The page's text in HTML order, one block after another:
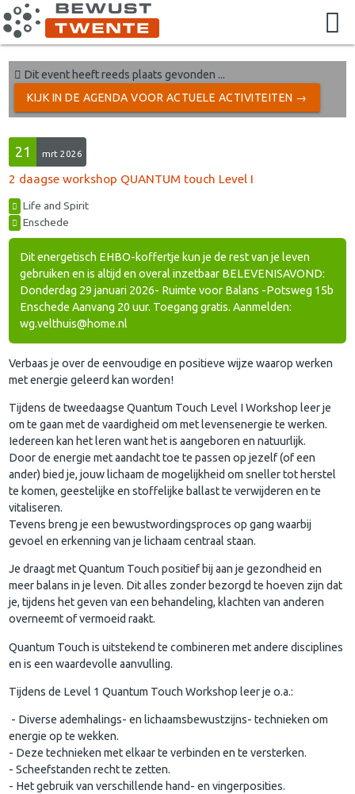
Dit event heeft reeds plaats gevonden ...
KIJK IN DE AGENDA VOOR ACTUELE ACTIVITEITEN →
21 mrt 2026
2 daagse workshop QUANTUM touch Level I
Life and Spirit
Enschede
Dit energetisch EHBO-koffertje kun je de rest van je leven
gebruiken en is altijd en overal inzetbaar BELEVENISAVOND:
Donderdag 29 januari 2026- Ruimte voor Balans -Potsweg 15b
Enschede Aanvang 20 uur. Toegang gratis. Aanmelden:
wg.velthuis@home.nl
Verbaas je over de eenvoudige en positieve wijze waarop werken
met energie geleerd kan worden!
Tijdens de tweedaagse Quantum Touch Level I Workshop leer je
om te gaan met de vaardigheid om met levensenergie te werken.
Iedereen kan het leren want het is aangeboren en natuurlijk.
Door de energie met aandacht toe te passen op jezelf (of een
ander) bied je, jouw lichaam de mogelijkheid om sneller tot herstel
te komen, geestelijke en stoffelijke ballast te verwijderen en te
vitaliseren.
Tevens breng je een bewustwordingsproces op gang waarbij
gevoel en erkenning van je lichaam centraal staan.
Je draagt met Quantum Touch positief bij aan je gezondheid en
meer balans in je leven. Dit alles zonder bezorgd te hoeven zijn dat
je, tijdens het geven van een behandeling, klachten van anderen
overneemt of vermoeid raakt.
Quantum Touch is uitstekend te combineren met andere disciplines
en is een waardevolle aanvulling.
Tijdens de Level 1 Quantum Touch Workshop leer je o.a.:
- Diverse ademhalings- en lichaamsbewustzijns- technieken om
energie op te wekken.
- Deze technieken met elkaar te verbinden en te versterken.
- Scheefstanden recht te zetten.
- Het gebruik van verschillende hand- en vingerposities.